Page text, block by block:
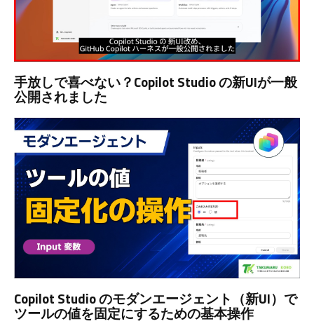
手放しで喜べない？Copilot Studio の新UIが一般
公開されました
Copilot Studio のモダンエージェント（新UI）で
ツールの値を固定にするための基本操作